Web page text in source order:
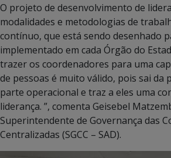
O projeto de desenvolvimento de
modalidades e metodologias de
contínuo, que está sendo desenhado
implementado em cada Órgão do
trazer os coordenadores para uma
de pessoas é muito válido, pois sai da
parte operacional e traz a eles uma
liderança. ”, comenta Geisebel
Superintendente de Governança das
Centralizadas (SGCC – SAD).